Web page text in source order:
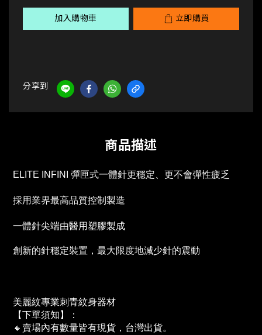
加入購物車 立即購買
分享到
商品描述
ELITE INFINI 彈匣式一體針更穩定、更不會彈性疲乏
採用業界最高品質控制製造
一體針尖端由醫用塑膠製成
創新的針穩定裝置，最大限度地減少針的震動
美麗紋專業刺青紋身器材
【下單須知】：
🔸賣場內有數量皆有現貨，台灣出貨。